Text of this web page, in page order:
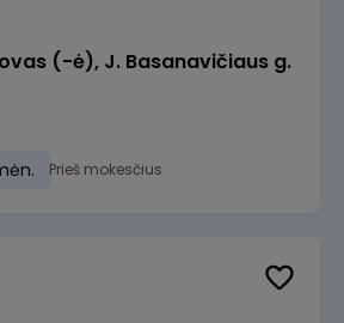
(-ė), J. Basanavičiaus g.
Prieš mokesčius